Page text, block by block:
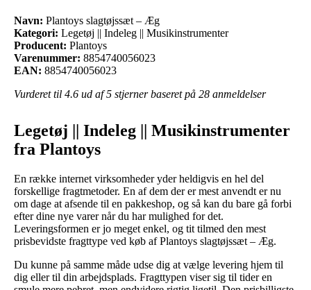
Navn: Plantoys slagtøjssæt – Æg
Kategori: Legetøj || Indeleg || Musikinstrumenter
Producent: Plantoys
Varenummer: 8854740056023
EAN: 8854740056023
Vurderet til 4.6 ud af 5 stjerner baseret på 28 anmeldelser
Legetøj || Indeleg || Musikinstrumenter
fra Plantoys
En række internet virksomheder yder heldigvis en hel del
forskellige fragtmetoder. En af dem der er mest anvendt er nu
om dage at afsende til en pakkeshop, og så kan du bare gå forbi
efter dine nye varer når du har mulighed for det.
Leveringsformen er jo meget enkel, og tit tilmed den mest
prisbevidste fragttype ved køb af Plantoys slagtøjssæt – Æg.
Du kunne på samme måde udse dig at vælge levering hjem til
dig eller til din arbejdsplads. Fragttypen viser sig til tider en